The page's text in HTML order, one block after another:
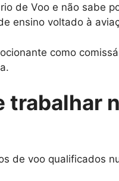
de Voo e não sabe
ensino voltado à
como
trabalhar
de voo qualificados